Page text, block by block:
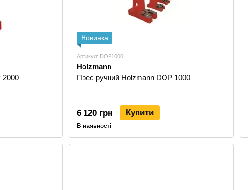
2000
Новинка
Артикул: DOP1000
Holzmann
Прес ручний Holzmann DOP 1000
6 120 грн Купити
В наявності